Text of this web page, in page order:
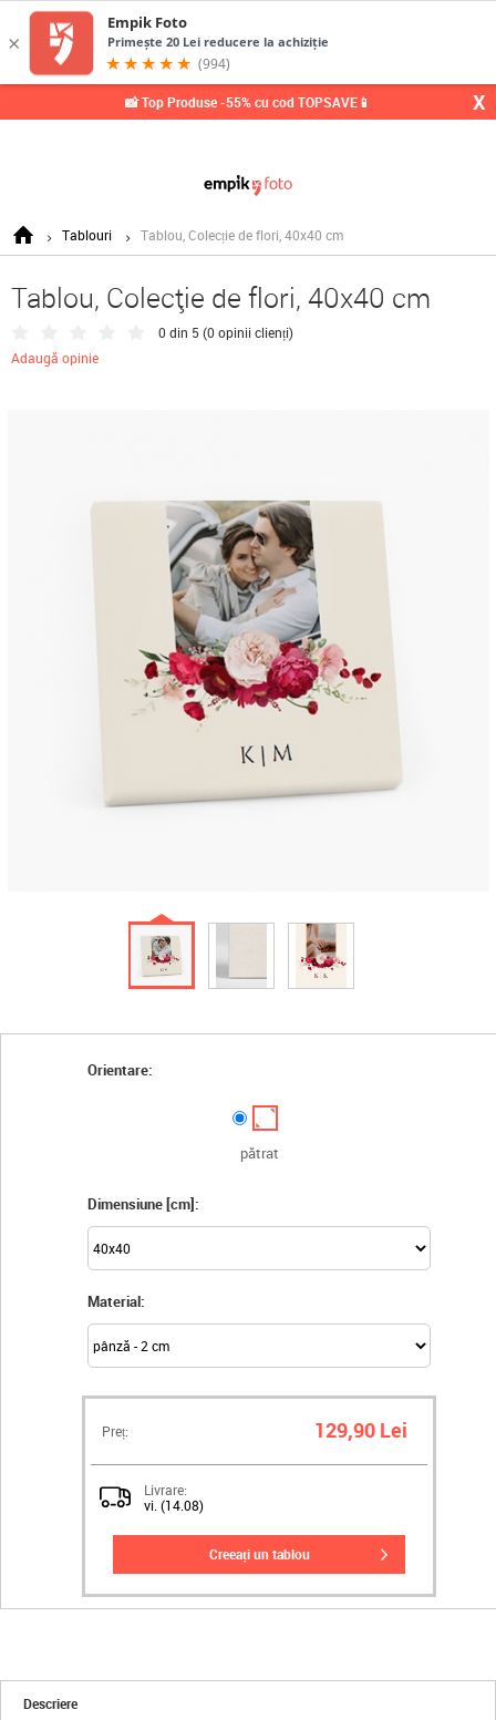
📸 Top Produse -55% cu cod TOPSAVE📱 X
Tablouri Tablou, Colecție de flori, 40x40 cm
Tablou, Colecție de flori, 40x40 cm
0 din 5 (0 opinii clienți)
Adaugă opinie
Orientare:
pătrat
Dimensiune [cm]:
Material:
Preț: 129,90 Lei
Livrare:
vi. (14.08)
creeați un tablou
Descriere